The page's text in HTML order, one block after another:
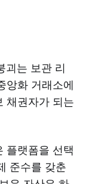
괴는 보관 리
앙화 거래소에
채권자가 되는
플랫폼을 선택
준수를 갖춘